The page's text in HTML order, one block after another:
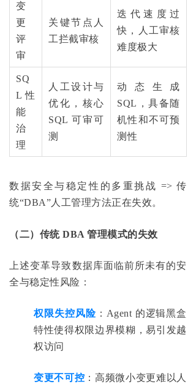
变
更
评
审
关键节点人
工拦截审核
迭代速度过
快，人工审核
难度极大
SQ
L 性
能
治
理
人工设计与
优化，核心
SQL 可审可
测
动态生成
SQL，具备随
机性和不可预
测性
数据安全与稳定性的多重挑战 => 传
统“DBA”人工管理方法正在失效。
（二）传统 DBA 管理模式的失效
上述变革导致数据库面临前所未有的安
全与稳定性风险：
权限失控风险：Agent 的逻辑黑盒
特性使得权限边界模糊，易引发越
权访问
变更不可控 ：高频微小变更难以人